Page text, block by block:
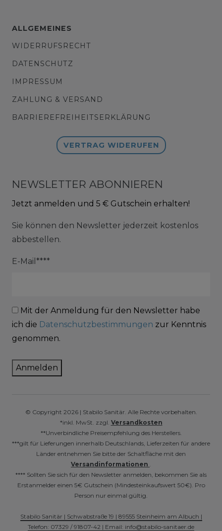
ALLGEMEINES
WIDERRUFSRECHT
DATENSCHUTZ
IMPRESSUM
ZAHLUNG & VERSAND
BARRIEREFREIHEITSERKLÄRUNG
VERTRAG WIDERUFEN
NEWSLETTER ABONNIEREN
Jetzt anmelden und 5 € Gutschein erhalten!
Sie können den Newsletter jederzeit kostenlos
abbestellen.
E-Mail****
Mit der Anmeldung für den Newsletter habe
ich die Datenschutzbestimmungen zur Kenntnis
genommen.
Anmelden
© Copyright 2026 | Stabilo Sanitär. Alle Rechte vorbehalten.
*inkl. MwSt. zzgl. Versandkosten
**Unverbindliche Preisempfehlung des Herstellers.
***gilt für Lieferungen innerhalb Deutschlands, Lieferzeiten für andere
Länder entnehmen Sie bitte der Schaltfläche mit den
Versandinformationen
**** Sollten Sie sich für den Newsletter anmelden, bekommen Sie als
Erstanmelder einen 5€ Gutschein (Mindesteinkaufswert 50€). Pro
Person nur einmal gültig.
Stabilo Sanitär | Schwabstraße 19 | 89555 Steinheim am Albuch |
Telefon: 07329 / 91807-42 | Email: info@stabilo-sanitaer.de